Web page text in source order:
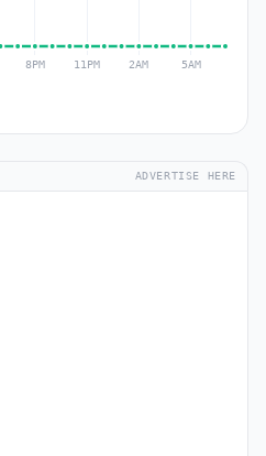
ADVERTISE HERE